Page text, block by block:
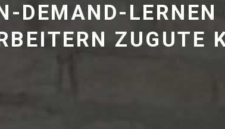
DEMAND-LERNEN
ZUGUTE